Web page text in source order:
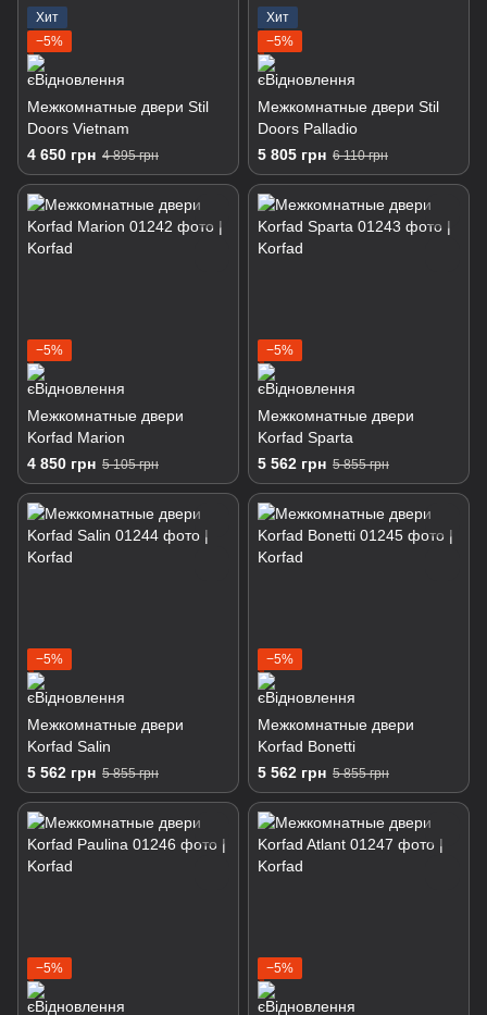
Хит
−5%
Межкомнатные двери Stil
Doors Vietnam
4 650 грн 4 895 грн
Хит
−5%
Межкомнатные двери Stil
Doors Palladio
5 805 грн 6 110 грн
−5%
Межкомнатные двери
Korfad Marion
4 850 грн 5 105 грн
−5%
Межкомнатные двери
Korfad Sparta
5 562 грн 5 855 грн
−5%
Межкомнатные двери
Korfad Salin
5 562 грн 5 855 грн
−5%
Межкомнатные двери
Korfad Bonetti
5 562 грн 5 855 грн
−5% −5%